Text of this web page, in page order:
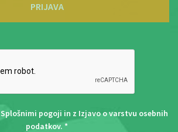
PRIJAVA
Splošnimi pogoji in z Izjavo o varstvu osebnih
podatkov. *